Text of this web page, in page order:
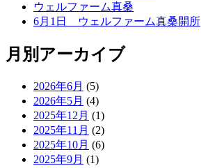
ウェルファーム真桑
6月1日 ウェルファーム真桑開所
月別アーカイブ
2026年6月 (5)
2026年5月 (4)
2025年12月 (1)
2025年11月 (2)
2025年10月 (6)
2025年9月 (1)